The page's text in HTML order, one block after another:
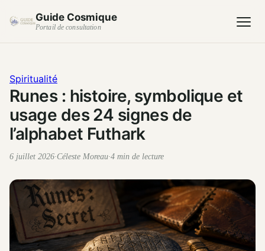
Guide Cosmique
Portail de consultation
Spiritualité
Runes : histoire, symbolique et
usage des 24 signes de
l’alphabet Futhark
6 juillet 2026·Céleste Moreau·4 min de lecture